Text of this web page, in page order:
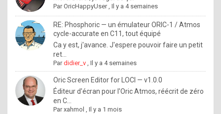
x
.
I
f
y
o
u
w
ParOricHappyUser,Il y a 4 semaines
RE: Phosphoric — un émulateur ORIC-1 / Atmos
cycle-accurate en C11, tout équipé
Ca y est, j'avance. J'espere pouvoir faire un petit
ret...
Pardidier_v ,Il y a 4 semaines
Oric Screen Editor for LOCI — v1.0.0
Éditeur d'écran pour l'Oric Atmos, réécrit de zéro
en C...
Parxahmol ,Il y a 1 mois